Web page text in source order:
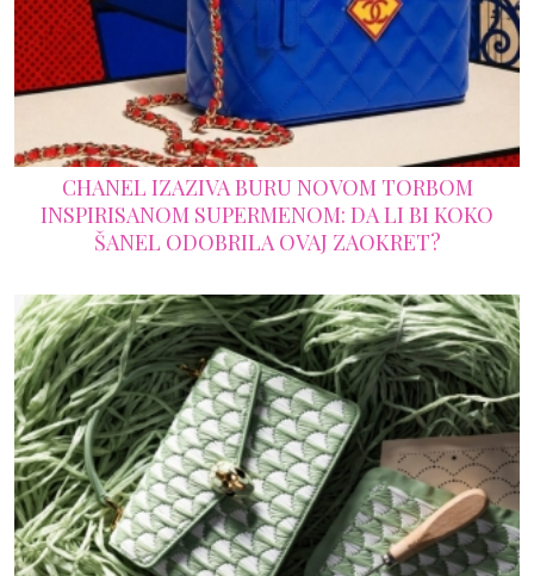
CHANEL IZAZIVA BURU NOVOM TORBOM
INSPIRISANOM SUPERMENOM: DA LI BI KOKO
ŠANEL ODOBRILA OVAJ ZAOKRET?